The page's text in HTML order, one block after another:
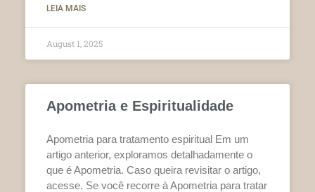
LEIA MAIS
August 1, 2025
Apometria e Espiritualidade
Apometria para tratamento espiritual Em um
artigo anterior, exploramos detalhadamente o
que é Apometria. Caso queira revisitar o artigo,
acesse. Se você recorre à Apometria para tratar